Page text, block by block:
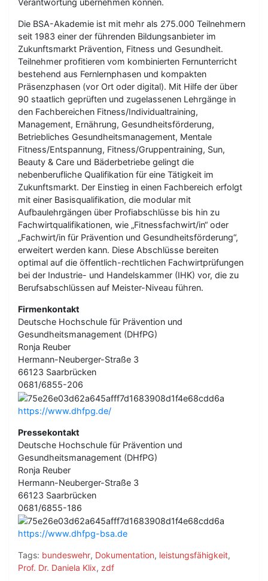
Verantwortung übernehmen können.
Die BSA-Akademie ist mit mehr als 275.000 Teilnehmern
seit 1983 einer der führenden Bildungsanbieter im
Zukunftsmarkt Prävention, Fitness und Gesundheit.
Teilnehmer profitieren vom kombinierten Fernunterricht
bestehend aus Fernlernphasen und kompakten
Präsenzphasen (vor Ort oder digital). Mit Hilfe der über
90 staatlich geprüften und zugelassenen Lehrgänge in
den Fachbereichen Fitness/Individualtraining,
Management, Ernährung, Gesundheitsförderung,
Betriebliches Gesundheitsmanagement, Mentale
Fitness/Entspannung, Fitness/Gruppentraining, Sun,
Beauty & Care und Bäderbetriebe gelingt die
nebenberufliche Qualifikation für eine Tätigkeit im
Zukunftsmarkt. Der Einstieg in einen Fachbereich erfolgt
mit einer Basisqualifikation, die modular mit
Aufbaulehrgängen über Profiabschlüsse bis hin zu
Fachwirtqualifikationen, wie „Fitnessfachwirt/in“ oder
„Fachwirt/in für Prävention und Gesundheitsförderung“,
erweitert werden kann. Diese Abschlüsse bereiten
optimal auf die öffentlich-rechtlichen Fachwirtprüfungen
bei der Industrie- und Handelskammer (IHK) vor, die zu
Berufsabschlüssen auf Meister-Niveau führen.
Firmenkontakt
Deutsche Hochschule für Prävention und
Gesundheitsmanagement (DHfPG)
Ronja Reuber
Hermann-Neuberger-Straße 3
66123 Saarbrücken
0681/6855-206
https://www.dhfpg.de/
Pressekontakt
Deutsche Hochschule für Prävention und
Gesundheitsmanagement (DHfPG)
Ronja Reuber
Hermann-Neuberger-Straße 3
66123 Saarbrücken
0681/6855-186
https://www.dhfpg-bsa.de
Tags: bundeswehr, Dokumentation, leistungsfähigkeit,
Prof. Dr. Daniela Klix, zdf